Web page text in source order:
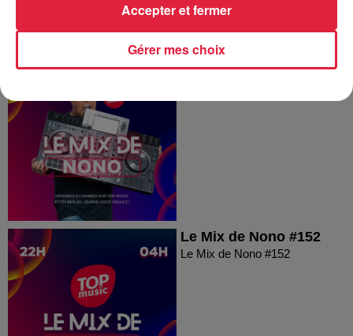
Le Mix de Nono #153
Le Mix de Nono #152
Le Mix de Nono #152
Gérer mes choix
Accepter et fermer